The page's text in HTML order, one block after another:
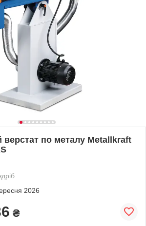
по металу Metallkraft
2026
₴